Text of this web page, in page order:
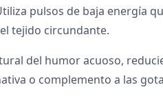
pulsos de baja energía
tejido circundante.
del humor acuoso,
o complemento a las